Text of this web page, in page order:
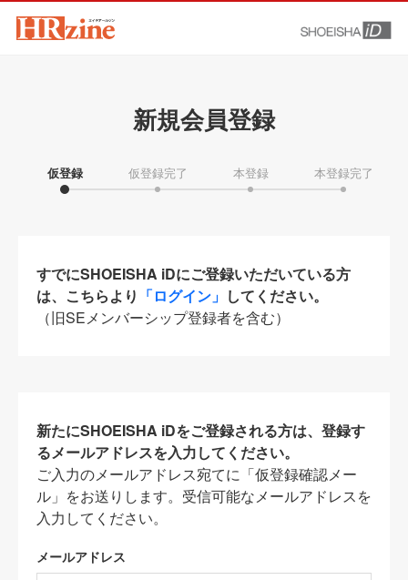
新規会員登録
仮登録 仮登録完了 本登録 本登録完了
すでにSHOEISHA iDにご登録いただいている方
は、こちらより 「ログイン」 してください。
（旧SEメンバーシップ登録者を含む）
新たにSHOEISHA iDをご登録される方は、登録す
るメールアドレスを入力してください。
ご入力のメールアドレス宛てに「仮登録確認メー
ル」をお送りします。受信可能なメールアドレスを
入力してください。
メールアドレス